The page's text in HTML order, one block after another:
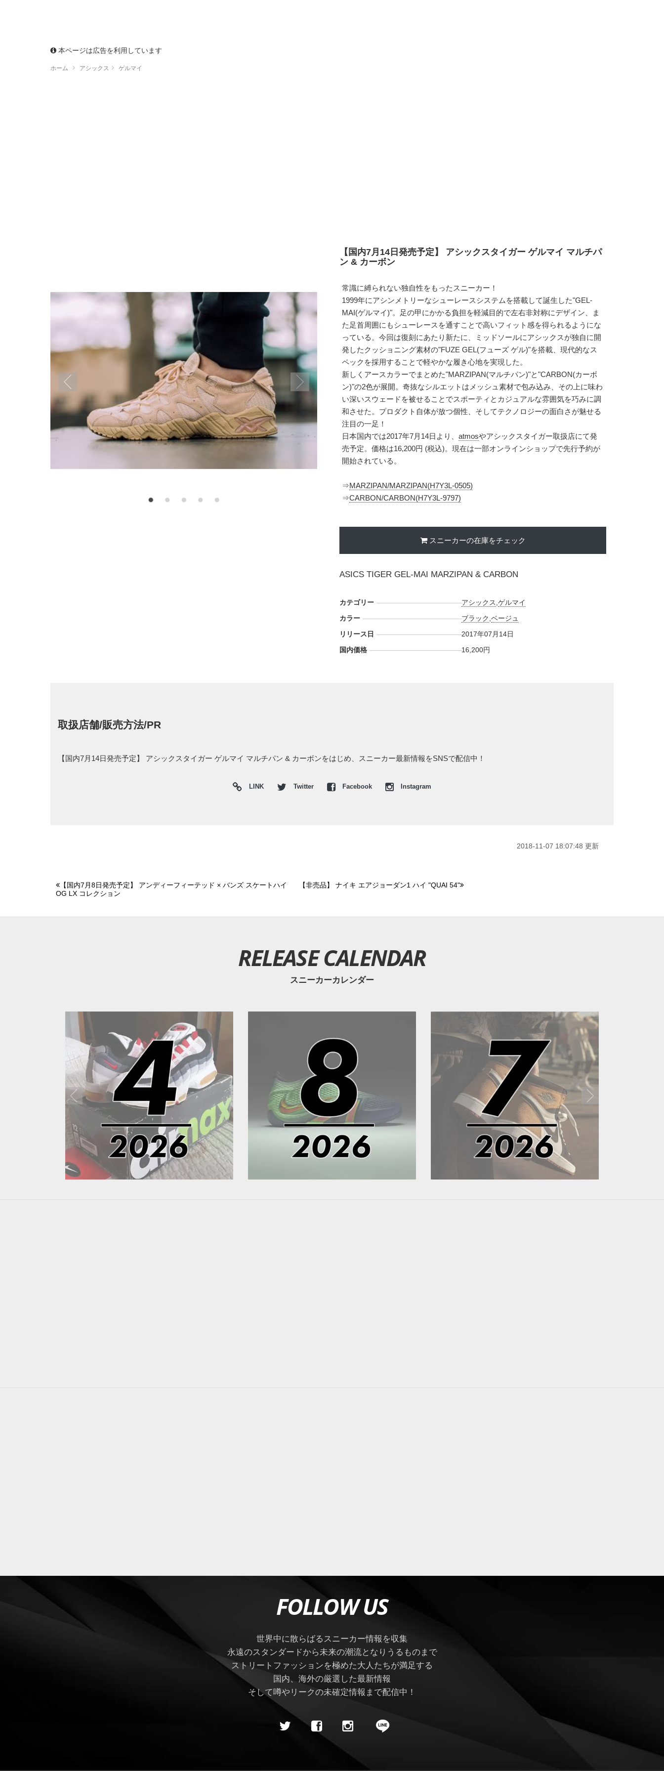
本ページは広告を利用しています
ホーム アシックス ゲルマイ
【国内7月14日発売予定】 アシックスタイガー ゲルマイ マルチパ
ン & カーボン
常識に縛られない独自性をもったスニーカー！
1999年にアシンメトリーなシューレースシステムを搭載して誕生した"GEL-
MAI(ゲルマイ)"。足の甲にかかる負担を軽減目的で左右非対称にデザイン、ま
た足首周囲にもシューレースを通すことで高いフィット感を得られるようにな
っている。今回は復刻にあたり新たに、ミッドソールにアシックスが独自に開
発したクッショニング素材の"FUZE GEL(フューズ ゲル)"を搭載、現代的なス
ペックを採用することで軽やかな履き心地を実現した。
新しくアースカラーでまとめた"MARZIPAN(マルチパン)"と"CARBON(カーボ
ン)"の2色が展開。奇抜なシルエットはメッシュ素材で包み込み、その上に味わ
い深いスウェードを被せることでスポーティとカジュアルな雰囲気を巧みに調
和させた。プロダクト自体が放つ個性、そしてテクノロジーの面白さが魅せる
注目の一足！
日本国内では2017年7月14日より、 atmosやアシックスタイガー取扱店にて発
売予定。価格は16,200円 (税込)。現在は一部オンラインショップで先行予約が
開始されている。
⇒MARZIPAN/MARZIPAN(H7Y3L-0505)
⇒CARBON/CARBON(H7Y3L-9797)
スニーカーの在庫をチェック
ASICS TIGER GEL-MAI MARZIPAN & CARBON
カテゴリー アシックス ,ゲルマイ
カラー
ブラック ,ベージュ
リリース日
2017年07月14日
国内価格
16,200円
取扱店舗/販売方法/PR
【国内7月14日発売予定】 アシックスタイガー ゲルマイ マルチパン & カーボンをはじめ、スニーカー最新情報をSNSで配信中！
LINK Twitter Facebook Instagram
2018-11-07 18:07:48 更新
【国内7月8日発売予定】 アンディーフィーテッド × バンズ スケートハイ
OG LX コレクション
【非売品】 ナイキ エアジョーダン1 ハイ "QUAI 54"
RELEASE CALENDAR
スニーカーカレンダー
FOLLOW US
世界中に散らばるスニーカー情報を収集
永遠のスタンダードから未来の潮流となりうるものまで
ストリートファッションを極めた大人たちが満足する
国内、海外の厳選した最新情報
そして噂やリークの未確定情報まで配信中！